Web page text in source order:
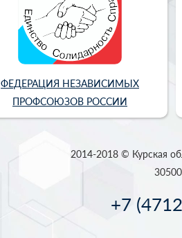
ФЕДЕРАЦИЯ НЕЗАВИСИМЫХ
ПРОФСОЮЗОВ РОССИИ
2014-2018 © Курская
+7